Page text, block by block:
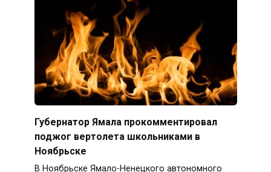
Губернатор Ямала прокомментировал
поджог вертолета школьниками в
Ноябрьске
В Ноябрьске Ямало-Ненецкого автономного